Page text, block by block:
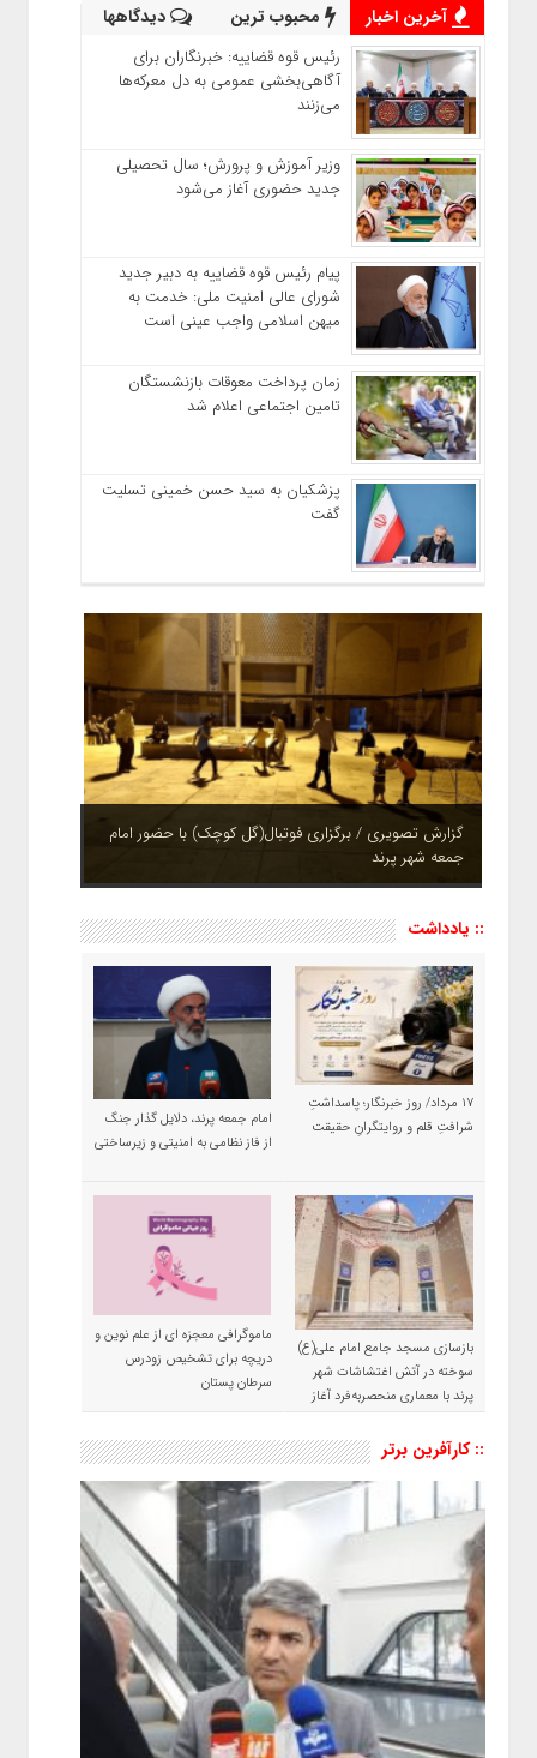
آخرین اخبار محبوب ترین دیدگاهها
رئیس قوه قضاییه: خبرنگاران برای
آگاهی‌بخشی عمومی به دل معرکه‌ها
می‌زنند
وزیر آموزش‌ و پرورش؛ سال تحصیلی
جدید حضوری آغاز می‌شود
پیام رئیس قوه قضاییه به دبیر جدید
شورای عالی امنیت ملی: خدمت به
میهن اسلامی واجب عینی است
زمان پرداخت معوقات بازنشستگان
تامین اجتماعی اعلام شد
پزشکیان به سید حسن خمینی تسلیت
گفت
چشم نوازی بوستان های شهر پرند در فصل بهار + تصاویر
:: یادداشت
۱۷ مرداد/ روز خبرنگار؛ پاسداشتِ
شرافتِ قلم و روایتگرانِ حقیقت
امام جمعه پرند، دلایل گذار جنگ
از فاز نظامی به امنیتی و زیرساختی
بازسازی مسجد جامع امام علی(ع)
سوخته در آتش اغتشاشات شهر
پرند با معماری منحصربه‌فرد آغاز
ماموگرافی معجزه ای از علم نوین و
دریچه برای تشخیص زودرس
سرطان پستان
:: کارآفرین برتر